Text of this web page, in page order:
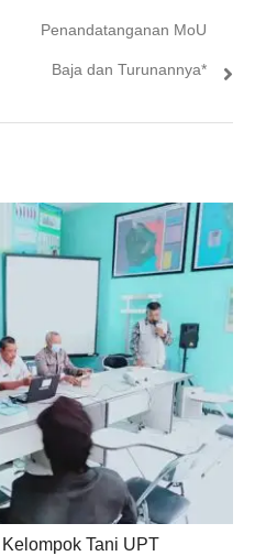
Penandatanganan MoU
Baja dan Turunannya*
Tani UPT